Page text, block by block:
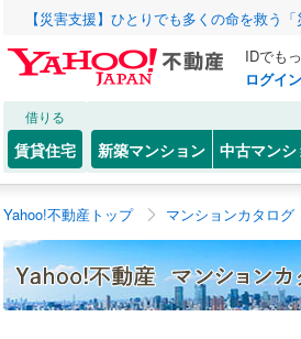
【災害支援】ひとりでも多くの命を救う
IDでも
ログイン
借りる
賃貸住宅 新築マンション 中古マンシ
Yahoo!不動産トップ マンションカタログ